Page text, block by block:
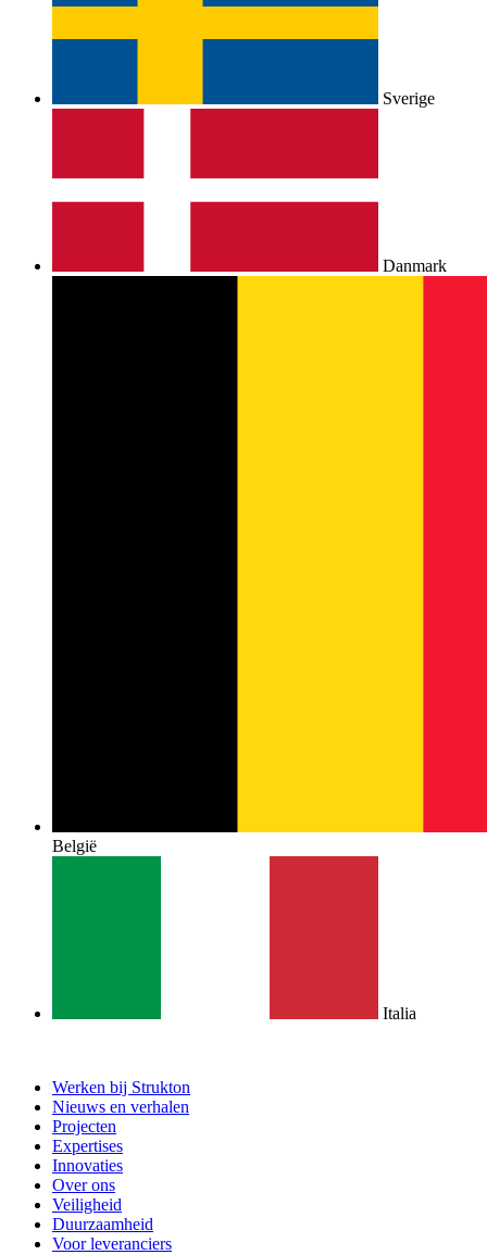
Sverige
Danmark
België
Italia
Werken bij Strukton
Nieuws en verhalen
Projecten
Expertises
Innovaties
Over ons
Veiligheid
Duurzaamheid
Voor leveranciers